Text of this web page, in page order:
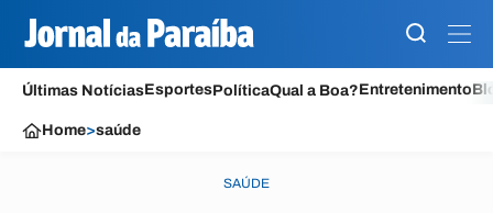
Últimas NotíciasEsportesPolíticaQual a Boa?Entretenimento
Home>saúde
SAÚDE